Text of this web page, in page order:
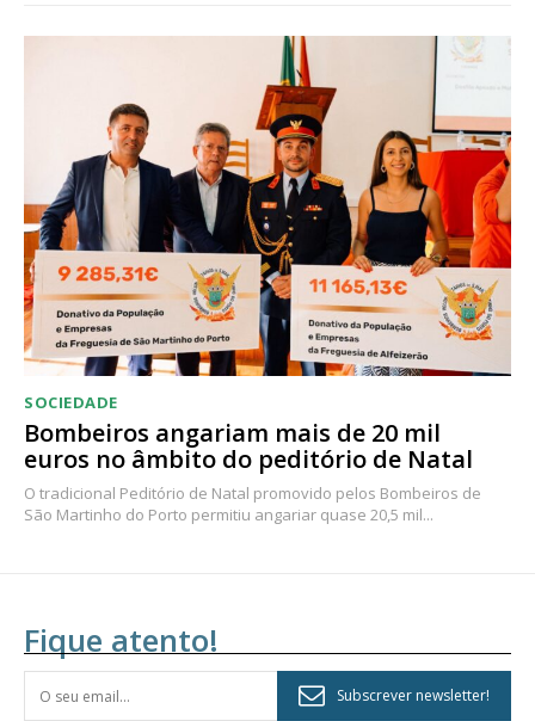
SOCIEDADE
Bombeiros angariam mais de 20 mil
euros no âmbito do peditório de Natal
O tradicional Peditório de Natal promovido pelos Bombeiros de
São Martinho do Porto permitiu angariar quase 20,5 mil...
Fique atento!
Subscrever newsletter!